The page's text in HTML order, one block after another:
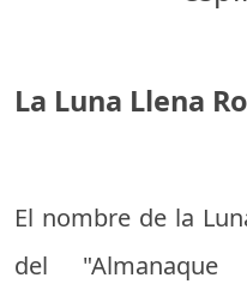
La Luna Llena
El nombre de la
del